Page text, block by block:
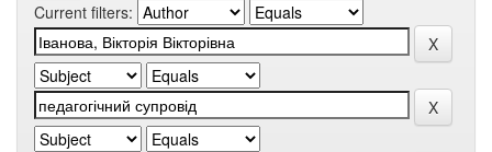
Current filters: